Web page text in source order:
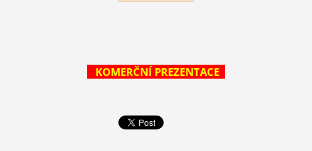
KOMERČNÍ PREZENTACE